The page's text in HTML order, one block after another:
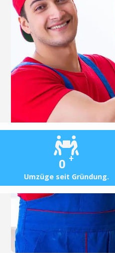
0 +
Umzüge seit Gründung.